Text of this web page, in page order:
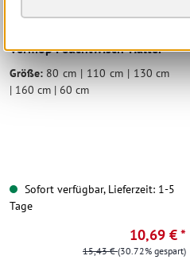
Vermop Feuchtwisch-Halter
Größe: 80 cm | 110 cm | 130 cm
| 160 cm | 60 cm
Sofort verfügbar, Lieferzeit: 1-5
Tage
10,69 € *
15,43 €(30.72% gespart)